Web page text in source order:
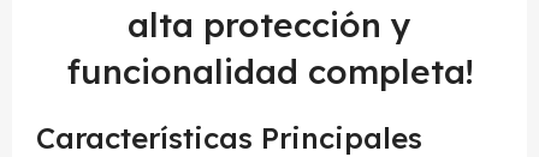
alta protección y
funcionalidad completa!
Características Principales